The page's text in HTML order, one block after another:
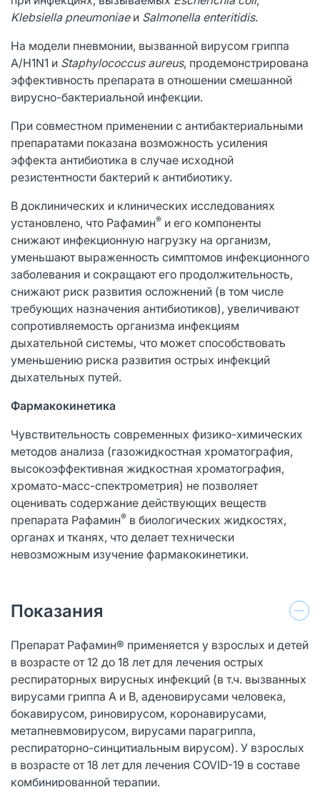
Klebsiella pneumoniaeи Salmonella enteritidis.
На модели пневмонии, вызванной вирусом гриппа
А/H1N1 и Staphylococcus aureus, продемонстрирована
эффективность препарата в отношении смешанной
вирусно-бактериальной инфекции.
При совместном применении с антибактериальными
препаратами показана возможность усиления
эффекта антибиотика в случае исходной
резистентности бактерий к антибиотику.
В доклинических и клинических исследованиях
установлено, что Рафамин® и его компоненты
снижают инфекционную нагрузку на организм,
уменьшают выраженность симптомов инфекционного
заболевания и сокращают его продолжительность,
снижают риск развития осложнений (в том числе
требующих назначения антибиотиков), увеличивают
сопротивляемость организма инфекциям
дыхательной системы, что может способствовать
уменьшению риска развития острых инфекций
дыхательных путей.
Фармакокинетика
Чувствительность современных физико-химических
методов анализа (газожидкостная хроматография,
высокоэффективная жидкостная хроматография,
хромато-масс-спектрометрия) не позволяет
оценивать содержание действующих веществ
препарата Рафамин® в биологических жидкостях,
органах и тканях, что делает технически
невозможным изучение фармакокинетики.
Показания
Препарат Рафамин® применяется у взрослых и детей
в возрасте от 12 до 18 лет для лечения острых
респираторных вирусных инфекций (в т.ч. вызванных
вирусами гриппа А и В, аденовирусами человека,
бокавирусом, риновирусом, коронавирусами,
метапневмовирусом, вирусами парагриппа,
респираторно-синцитиальным вирусом). У взрослых
в возрасте от 18 лет для лечения COVID-19 в составе
комбинированной терапии.